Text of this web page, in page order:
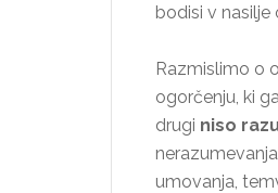
bodisi v nasilje
Razmislimo o
ogorčenju, ki
drugi niso
umovanja,